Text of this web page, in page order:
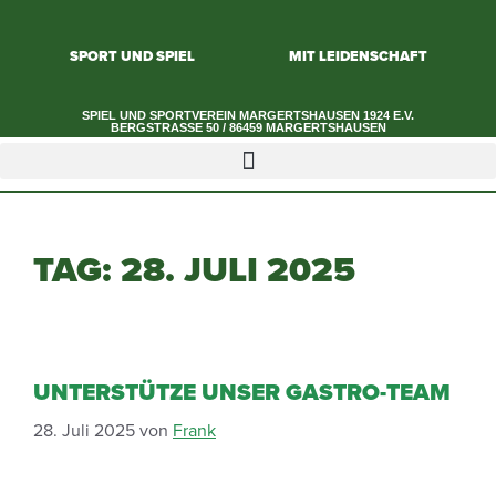
SPORT UND SPIEL MIT LEIDENSCHAFT
SPIEL UND SPORTVEREIN MARGERTSHAUSEN 1924 E.V.​
BERGSTRASSE 50 / 86459 MARGERTSHAUSEN
TAG:28. JULI 2025
UNTERSTÜTZE UNSER GASTRO-TEAM
28. Juli 2025von Frank